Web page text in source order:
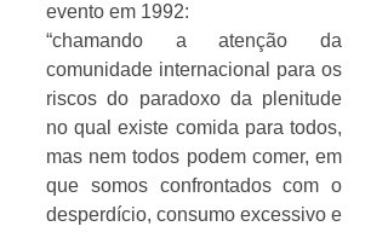
evento em 1992:
“chamando a atenção da
comunidade internacional para os
riscos do paradoxo da plenitude
no qual existe comida para todos,
mas nem todos podem comer, em
que somos confrontados com o
desperdício, consumo excessivo e